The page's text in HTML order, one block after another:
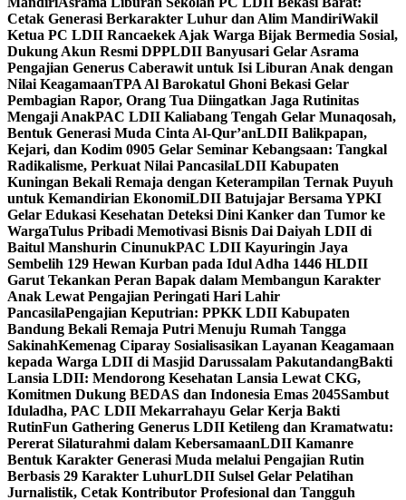
Cetak Generasi Berkarakter Luhur dan Alim MandiriWakil
Ketua PC LDII Rancaekek Ajak Warga Bijak Bermedia Sosial,
Dukung Akun Resmi DPPLDII Banyusari Gelar Asrama
Pengajian Generus Caberawit untuk Isi Liburan Anak dengan
Nilai KeagamaanTPA Al Barokatul Ghoni Bekasi Gelar
Pembagian Rapor, Orang Tua Diingatkan Jaga Rutinitas
Mengaji AnakPAC LDII Kaliabang Tengah Gelar Munaqosah,
Bentuk Generasi Muda Cinta Al-Qur’anLDII Balikpapan,
Kejari, dan Kodim 0905 Gelar Seminar Kebangsaan: Tangkal
Radikalisme, Perkuat Nilai PancasilaLDII Kabupaten
Kuningan Bekali Remaja dengan Keterampilan Ternak Puyuh
untuk Kemandirian EkonomiLDII Batujajar Bersama YPKI
Gelar Edukasi Kesehatan Deteksi Dini Kanker dan Tumor ke
WargaTulus Pribadi Memotivasi Bisnis Dai Daiyah LDII di
Baitul Manshurin CinunukPAC LDII Kayuringin Jaya
Sembelih 129 Hewan Kurban pada Idul Adha 1446 HLDII
Garut Tekankan Peran Bapak dalam Membangun Karakter
Anak Lewat Pengajian Peringati Hari Lahir
PancasilaPengajian Keputrian: PPKK LDII Kabupaten
Bandung Bekali Remaja Putri Menuju Rumah Tangga
SakinahKemenag Ciparay Sosialisasikan Layanan Keagamaan
kepada Warga LDII di Masjid Darussalam PakutandangBakti
Lansia LDII: Mendorong Kesehatan Lansia Lewat CKG,
Komitmen Dukung BEDAS dan Indonesia Emas 2045Sambut
Iduladha, PAC LDII Mekarrahayu Gelar Kerja Bakti
RutinFun Gathering Generus LDII Ketileng dan Kramatwatu:
Pererat Silaturahmi dalam KebersamaanLDII Kamanre
Bentuk Karakter Generasi Muda melalui Pengajian Rutin
Berbasis 29 Karakter LuhurLDII Sulsel Gelar Pelatihan
Jurnalistik, Cetak Kontributor Profesional dan Tangguh